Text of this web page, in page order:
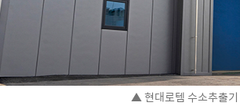
▲ 현대로템 수소추출기